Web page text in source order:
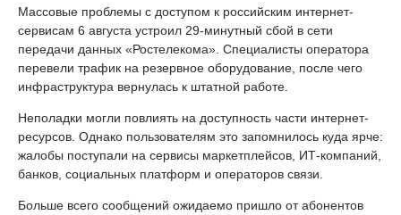
Массовые проблемы с доступом к российским интернет-
сервисам 6 августа устроил 29-минутный сбой в сети
передачи данных «Ростелекома». Специалисты оператора
перевели трафик на резервное оборудование, после чего
инфраструктура вернулась к штатной работе.
Неполадки могли повлиять на доступность части интернет-
ресурсов. Однако пользователям это запомнилось куда ярче:
жалобы поступали на сервисы маркетплейсов, ИТ-компаний,
банков, социальных платформ и операторов связи.
Больше всего сообщений ожидаемо пришло от абонентов